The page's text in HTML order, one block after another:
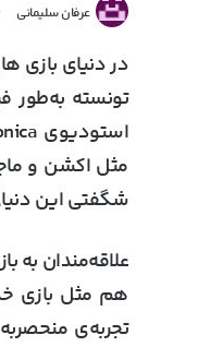
عرفان سلیمانی
تونسته به‌طور
مثل اکشن و
شگفتی این
هم مثل بازی
تجربه‌ی